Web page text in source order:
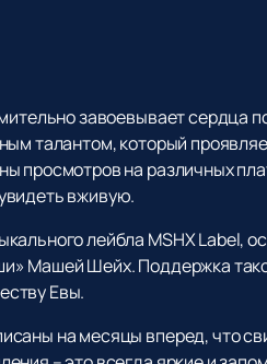
завоевывает сердца
талантом, который
просмотров на различных
вживую.
лейбла MSHX Label,
Машей Шейх. Поддержка
Евы.
на месяцы вперед, что